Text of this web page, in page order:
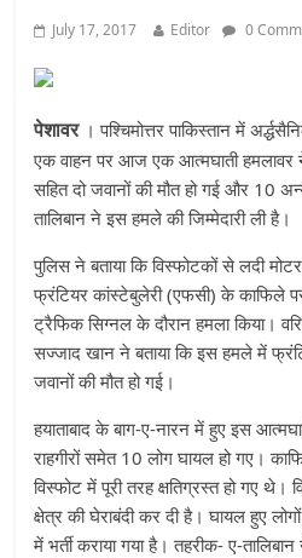
July 17, 2017 Editor 0
पेशावर । पश्चिमोत्तर पाकिस्तान में
एक वाहन पर आज एक आत्मघाती
सहित दो जवानों की मौत हो गई और 10
तालिबान ने इस हमले की जिम्मेदारी ली है।
पुलिस ने बताया कि विस्फोटकों से लदी
फ्रंटियर कांस्टेबुलेरी (एफसी) के काफिले पर
ट्रैफिक सिग्नल के दौरान हमला किया।
सज्जाद खान ने बताया कि इस हमले में
जवानों की मौत हो गई।
हयाताबाद के बाग-ए-नारन में हुए इस
राहगीरों समेत 10 लोग घायल हो गए।
विस्फोट में पूरी तरह क्षतिग्रस्त हो गए थे।
क्षेत्र की घेराबंदी कर दी है। घायल हुए
में भर्ती कराया गया है। तहरीक- ए-